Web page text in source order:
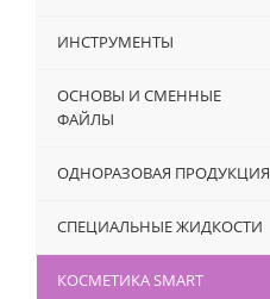
ИНСТРУМЕНТЫ
ОСНОВЫ И СМЕННЫЕ
ФАЙЛЫ
ОДНОРАЗОВАЯ ПРОДУКЦИЯ
СПЕЦИАЛЬНЫЕ ЖИДКОСТИ
КОСМЕТИКА SMART